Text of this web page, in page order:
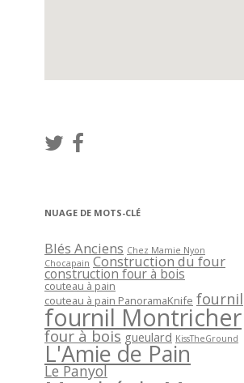
NUAGE DE MOTS-CLÉ
Blés Anciens Chez Mamie Nyon
Chocapain Construction du four
construction four à bois
couteau à pain
couteau à pain PanoramaKnife fournil
fournil Montricher
four à bois gueulard KissTheGround
L'Amie de Pain
Le Panyol